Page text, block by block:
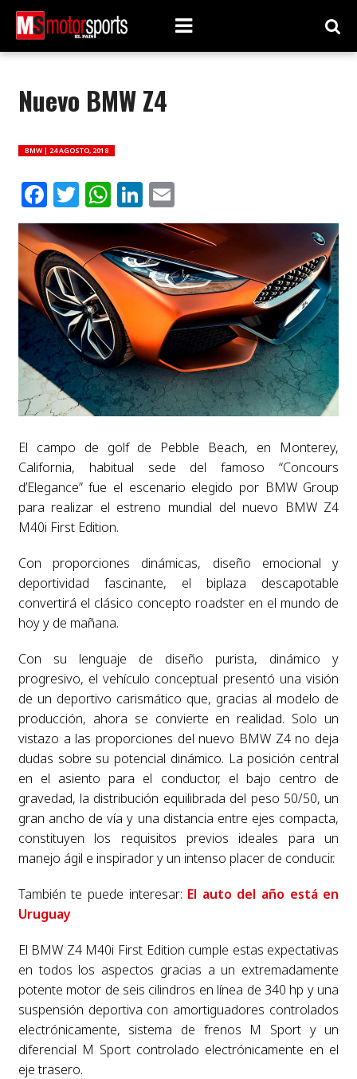
Nuevo BMW Z4
BMW | 24 AGOSTO, 2018
Facebook
Twitter
WhatsApp
LinkedIn
Email
El campo de golf de Pebble Beach, en Monterey,
California, habitual sede del famoso “Concours
d’Elegance” fue el escenario elegido por BMW Group
para realizar el estreno mundial del nuevo BMW Z4
M40i First Edition.
Con proporciones dinámicas, diseño emocional y
deportividad fascinante, el biplaza descapotable
convertirá el clásico concepto roadster en el mundo de
hoy y de mañana.
Con su lenguaje de diseño purista, dinámico y
progresivo, el vehículo conceptual presentó una visión
de un deportivo carismático que, gracias al modelo de
producción, ahora se convierte en realidad. Solo un
vistazo a las proporciones del nuevo BMW Z4 no deja
dudas sobre su potencial dinámico. La posición central
en el asiento para el conductor, el bajo centro de
gravedad, la distribución equilibrada del peso 50/50, un
gran ancho de vía y una distancia entre ejes compacta,
constituyen los requisitos previos ideales para un
manejo ágil e inspirador y un intenso placer de conducir.
También te puede interesar: El auto del año está en
Uruguay
El BMW Z4 M40i First Edition cumple estas expectativas
en todos los aspectos gracias a un extremadamente
potente motor de seis cilindros en línea de 340 hp y una
suspensión deportiva con amortiguadores controlados
electrónicamente, sistema de frenos M Sport y un
diferencial M Sport controlado electrónicamente en el
eje trasero.